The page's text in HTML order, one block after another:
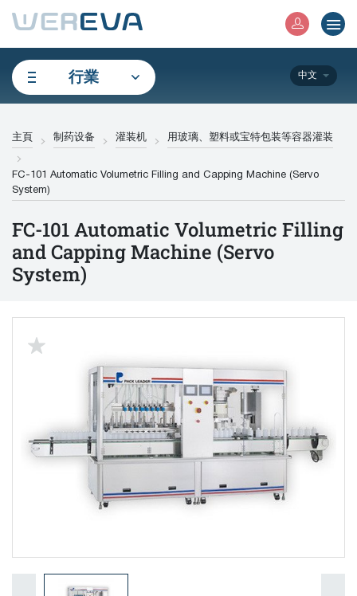
行業 中文
主頁 制药设备 灌装机 用玻璃、塑料或宝特包装等容器灌装
FC-101 Automatic Volumetric Filling and Capping Machine (Servo
System)
FC-101 Automatic Volumetric Filling
and Capping Machine (Servo
System)